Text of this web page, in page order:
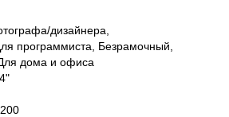
дизайнера,
программиста, Безрамочный,
дома и офиса